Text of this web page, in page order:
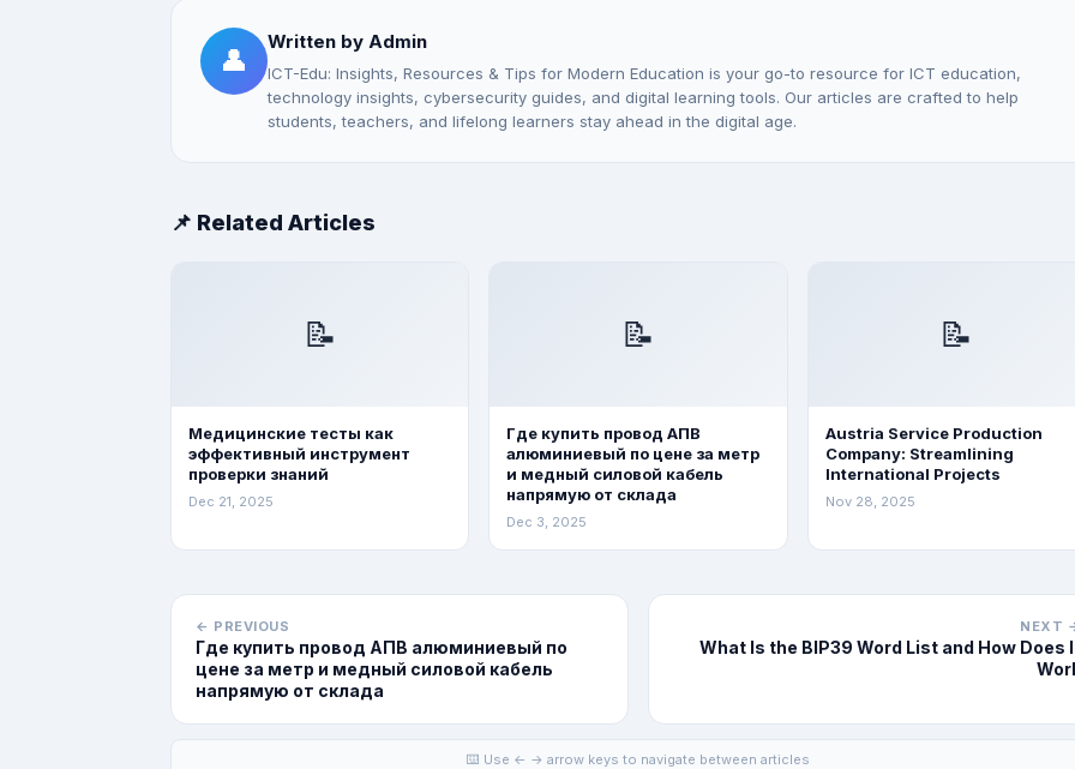
👤
Written by Admin
ICT-Edu: Insights, Resources & Tips for Modern Education is your go-to resource for ICT education,
technology insights, cybersecurity guides, and digital learning tools. Our articles are crafted to help
students, teachers, and lifelong learners stay ahead in the digital age.
📌 Related Articles
📝
Медицинские тесты как
эффективный инструмент
проверки знаний
Dec 21, 2025
📝
Где купить провод АПВ
алюминиевый по цене за метр
и медный силовой кабель
напрямую от склада
Dec 3, 2025
📝
Austria Service Production
Company: Streamlining
International Projects
Nov 28, 2025
← PREVIOUS
Где купить провод АПВ алюминиевый по
цене за метр и медный силовой кабель
напрямую от склада
NEXT
What Is the BIP39 Word List and How Does
⌨️ Use ← → arrow keys to navigate between articles